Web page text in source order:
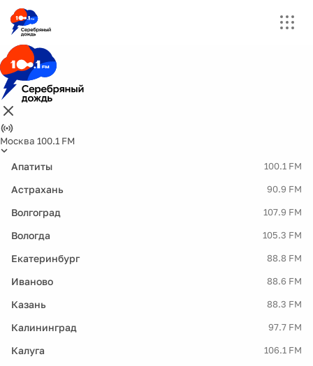
Москва 100.1 FM
Апатиты 100.1 FM
Астрахань 90.9 FM
Волгоград 107.9 FM
Вологда 105.3 FM
Екатеринбург 88.8 FM
Иваново 88.6 FM
Казань 88.3 FM
Калининград 97.7 FM
Калуга 106.1 FM